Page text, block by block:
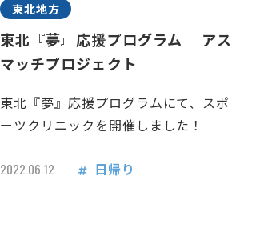
東北地方
東北『夢』応援プログラム アス
マッチプロジェクト
東北『夢』応援プログラムにて、スポ
ーツクリニックを開催しました！
2022.06.12 日帰り